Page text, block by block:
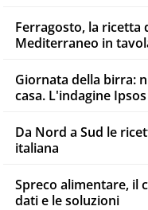
Ferragosto, la ricetta
Mediterraneo in
Giornata della birra:
casa. L'indagine
Da Nord a Sud le
italiana
Spreco alimentare, il
dati e le soluzioni